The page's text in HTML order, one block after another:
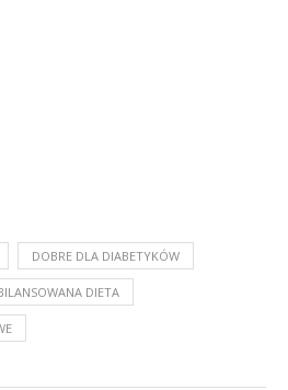
DOBRE DLA DIABETYKÓW
DIETA